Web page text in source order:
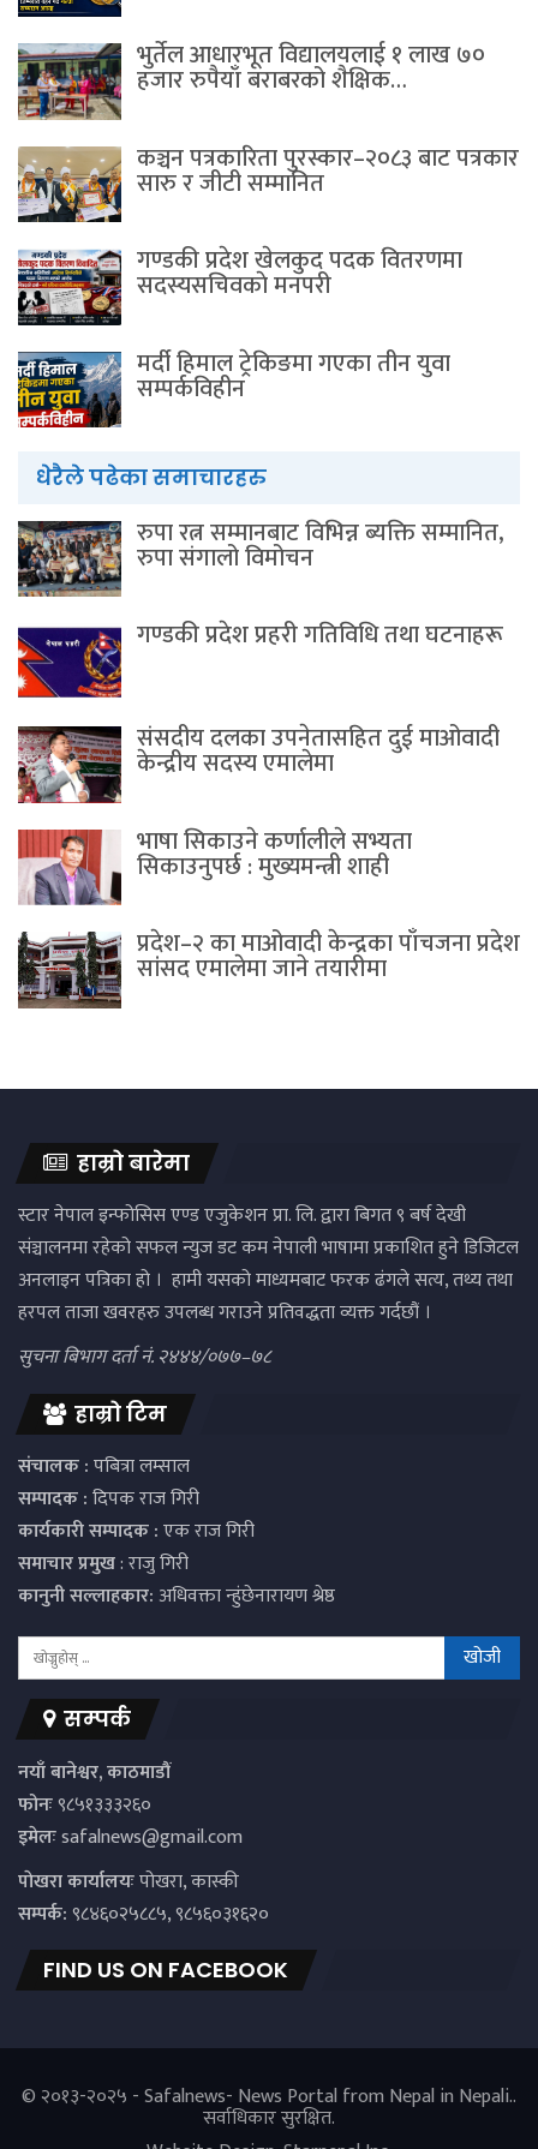
भुर्तेल आधारभूत विद्यालयलाई १ लाख ७०
हजार रुपैयाँ बराबरको शैक्षिक…
कञ्चन पत्रकारिता पुरस्कार–२०८३ बाट पत्रकार
सारु र जीटी सम्मानित
गण्डकी प्रदेश खेलकुद पदक वितरणमा
सदस्यसचिवकाे मनपरी
मर्दी हिमाल ट्रेकिङमा गएका तीन युवा
सम्पर्कविहीन
धेरैले पढेका समाचारहरु
रुपा रत्न सम्मानबाट विभिन्न ब्यक्ति सम्मानित,
रुपा संगालो विमोचन
गण्डकी प्रदेश प्रहरी गतिविधि तथा घटनाहरू
संसदीय दलका उपनेतासहित दुई माओवादी
केन्द्रीय सदस्य एमालेमा
भाषा सिकाउने कर्णालीले सभ्यता
सिकाउनुपर्छ : मुख्यमन्त्री शाही
प्रदेश–२ का माओवादी केन्द्रका पाँचजना प्रदेश
सांसद एमालेमा जाने तयारीमा
हाम्रो बारेमा
स्टार नेपाल इन्फोसिस एण्ड एजुकेशन प्रा. लि. द्वारा बिगत ९ बर्ष देखी
संञ्चालनमा रहेको सफल न्युज डट कम नेपाली भाषामा प्रकाशित हुने डिजिटल
अनलाइन पत्रिका हो । हामी यसको माध्यमबाट फरक ढंगले सत्य, तथ्य तथा
हरपल ताजा खवरहरु उपलब्ध गराउने प्रतिवद्धता व्यक्त गर्दछौं ।
सुचना बिभाग दर्ता नं. २४४४/०७७–७८
हाम्रो टिम
संचालक :पबित्रा लम्साल
सम्पादक :दिपक राज गिरी
कार्यकारी सम्पादक :एक राज गिरी
समाचार प्रमुख: राजु गिरी
कानुनी सल्लाहकार:अधिवक्ता न्हुंछेनारायण श्रेष्ठ
सम्पर्क
नयाँ बानेश्वर, काठमाडौं
फोनः९८५१३३३२६०
इमेलःsafalnews@gmail.com
पाेखरा कार्यालयःपोखरा, कास्की
सम्पर्क:९८४६०२५८८५, ९८५६०३१६२०
FIND US ON FACEBOOK
© २०१३-२०२५ - Safalnews- News Portal from Nepal in Nepali..
सर्वाधिकार सुरक्षित.